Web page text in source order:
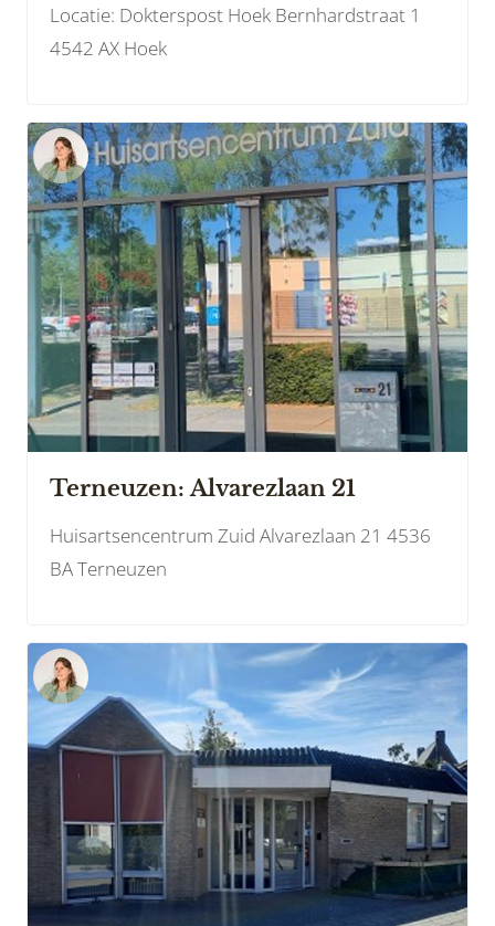
Locatie: Dokterspost Hoek Bernhardstraat 1
4542 AX Hoek
Terneuzen: Alvarezlaan 21
Huisartsencentrum Zuid Alvarezlaan 21 4536
BA Terneuzen